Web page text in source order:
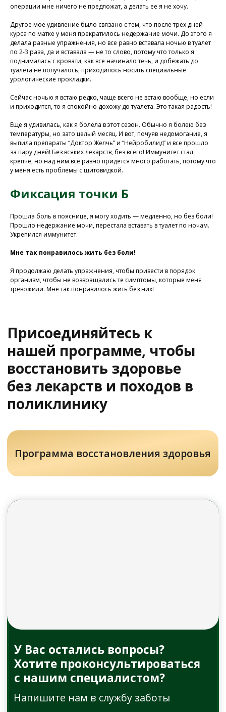
операции мне ничего не предложат, а делать ее я не хочу.
Другое мое удивление было связано с тем, что после трех дней
курса по матке у меня прекратилось недержание мочи. До этого я
делала разные упражнения, но все равно вставала ночью в туалет
по 2-3 раза, да и вставала — не то слово, потому что только я
поднималась с кровати, как все начинало течь, и добежать до
туалета не получалось, приходилось носить специальные
урологические прокладки.
Сейчас ночью я встаю редко, чаще всего не встаю вообще, но если
и приходится, то я спокойно дохожу до туалета. Это такая радость!
Еще я удивилась, как я болела в этот сезон. Обычно я болею без
температуры, но зато целый месяц. И вот, почуяв недомогание, я
выпила препараты “Доктор Желчь” и “Нейробилид” и все прошло
за пару дней! Без всяких лекарств, без всего! Иммунитет стал
крепче, но над ним все равно придется много работать, потому что
у меня есть проблемы с щитовидкой.
Фиксация точки Б
Прошла боль в пояснице, я могу ходить — медленно, но без боли!
Прошло недержание мочи, перестала вставать в туалет по ночам.
Укрепился иммунитет.
Мне так понравилось жить без боли!
Я продолжаю делать упражнения, чтобы привести в порядок
организм, чтобы не возвращались те симптомы, которые меня
тревожили. Мне так понравилось жить без них!
восстановить здоровье
без лекарств и походов в
поликлинику
У Вас остались вопросы?
Хотите проконсультироваться
с нашим специалистом?
Задать вопрос
Напишите нам в службу заботы
Программа восстановления здоровья